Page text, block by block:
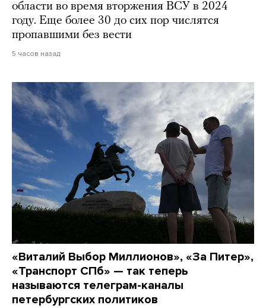
области во время вторжения ВСУ в 2024
году. Еще более 30 до сих пор числятся
пропавшими без вести
5 часов назад
«Виталий Выбор Миллионов», «За Питер»,
«Транспорт СПб» — так теперь
называются телеграм-каналы
петербургских политиков